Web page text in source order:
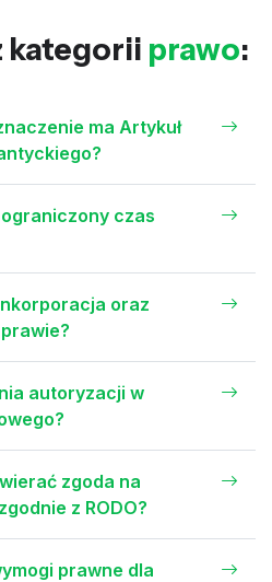
kategorii prawo:
ma Artykuł
czas
oraz
autoryzacji w
zgoda na
z RODO?
prawne dla